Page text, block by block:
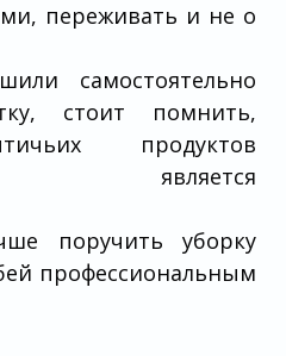
переживать и не о
самостоятельно
стоит помнить,
продуктов
является
поручить уборку
профессиональным